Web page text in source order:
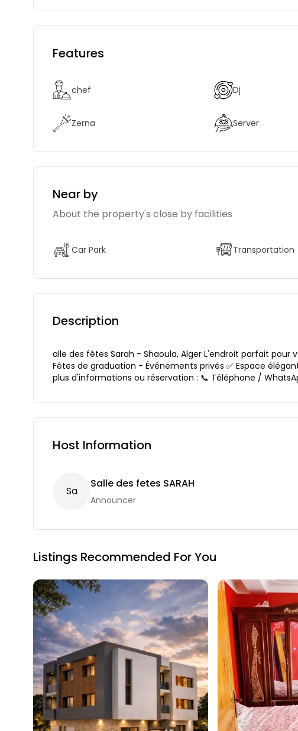
Features
chef Dj
Zerna Server
Near by
About the property's close by facilities
Car Park Transportation
Description
alle des fêtes Sarah - Shaoula, Alger L'endroit parfait
Fêtes de graduation - Événements privés ✅ Espace
plus d'informations ou réservation : 📞 Téléphone /
Host Information
SA
Salle des fetes SARAH
Announcer
Listings Recommended For You